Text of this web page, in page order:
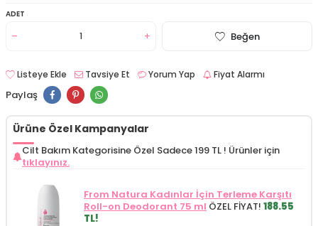
ADET
Beğen
Listeye Ekle Tavsiye Et Yorum Yap Fiyat Alarmı
Paylaş
Ürüne Özel Kampanyalar
Cilt Bakım Kategorisine Özel Sadece 199 TL ! Ürünler için
tıklayınız.
From Natura Kadınlar İçin Terleme Karşıtı
Roll-on Deodorant 75 ml ÖZEL FİYAT! 188.55
TL!